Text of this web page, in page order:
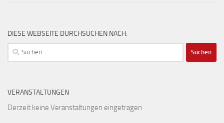
DIESE WEBSEITE DURCHSUCHEN NACH:
Suchen
nach:
VERANSTALTUNGEN
Derzeit keine Veranstaltungen eingetragen